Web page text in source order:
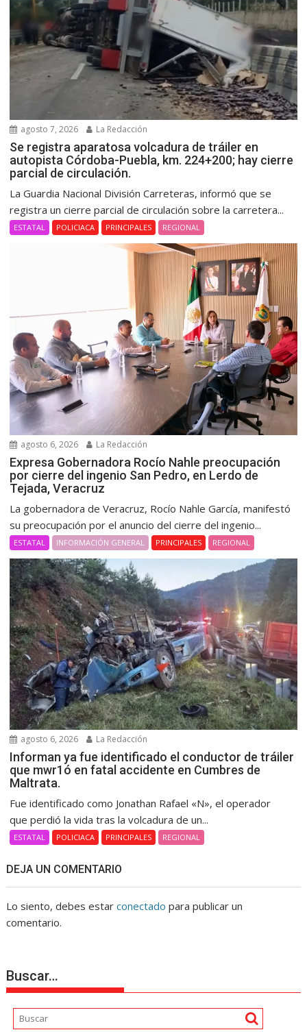
agosto 7, 2026 La Redacción
Se registra aparatosa volcadura de tráiler en
autopista Córdoba-Puebla, km. 224+200; hay cierre
parcial de circulación.
La Guardia Nacional División Carreteras, informó que se
registra un cierre parcial de circulación sobre la carretera...
ESTATAL POLICIACA PRINCIPALES REGIONAL
agosto 6, 2026 La Redacción
Expresa Gobernadora Rocío Nahle preocupación
por cierre del ingenio San Pedro, en Lerdo de
Tejada, Veracruz
La gobernadora de Veracruz, Rocío Nahle García, manifestó
su preocupación por el anuncio del cierre del ingenio...
ESTATAL INFORMACIÓN GENERAL PRINCIPALES REGIONAL
agosto 6, 2026 La Redacción
Informan ya fue identificado el conductor de tráiler
que mwr1ó en fatal accidente en Cumbres de
Maltrata.
Fue identificado como Jonathan Rafael «N», el operador
que perdió la vida tras la volcadura de un...
ESTATAL POLICIACA PRINCIPALES REGIONAL
DEJA UN COMENTARIO
Lo siento, debes estarconectado para publicar un
comentario.
Buscar…